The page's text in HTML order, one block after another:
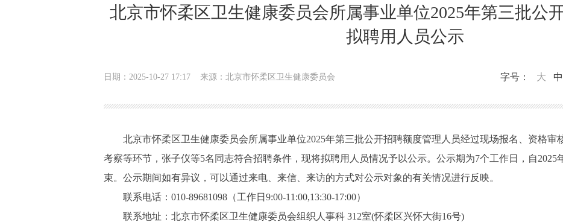
北京市怀柔区卫生健康委员会所属事业单位2025年第三批公
拟聘用人员公示
日期：2025-10-27 17:17 来源：北京市怀柔区卫生健康委员会 字号： 大 中
北京市怀柔区卫生健康委员会所属事业单位2025年第三批公开招聘额度管理人员经过现场报名、资格审
考察等环节，张子仪等5名同志符合招聘条件，现将拟聘用人员情况予以公示。公示期为7个工作日，自2025
束。公示期间如有异议，可以通过来电、来信、来访的方式对公示对象的有关情况进行反映。
联系电话：010-89681098（工作日9:00-11:00,13:30-17:00）
联系地址：北京市怀柔区卫生健康委员会组织人事科 312室(怀柔区兴怀大街16号)